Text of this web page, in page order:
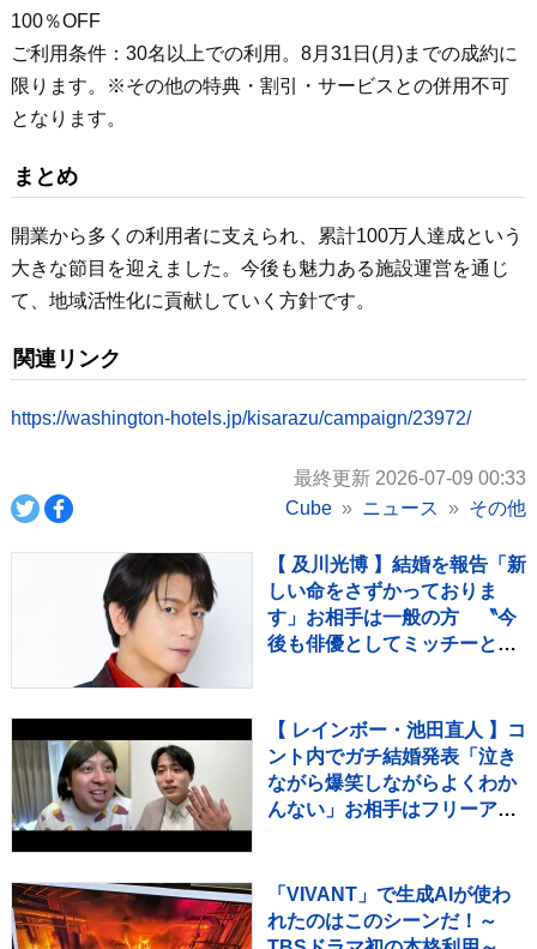
100％OFF
ご利用条件：30名以上での利用。8月31日(月)までの成約に
限ります。※その他の特典・割引・サービスとの併用不可
となります。
まとめ
開業から多くの利用者に支えられ、累計100万人達成という
大きな節目を迎えました。今後も魅力ある施設運営を通じ
て、地域活性化に貢献していく方針です。
関連リンク
https://washington-hotels.jp/kisarazu/campaign/23972/
最終更新 2026-07-09 00:33
Cube
ニュース その他
【 及川光博 】結婚を報告「新
しい命をさずかっておりま
す」お相手は一般の方 〝今
後も俳優としてミッチーとし
【 レインボー・池田直人 】コ
ント内でガチ結婚発表「泣き
ながら爆笑しながらよくわか
んない」お相手はフリーアナ
「VIVANT」で生成AIが使わ
れたのはこのシーンだ！～